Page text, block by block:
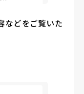
などをご覧いた